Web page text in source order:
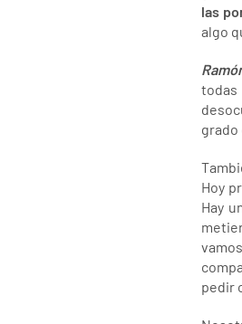
las
algo
grado
Hoy
Hay
pedir